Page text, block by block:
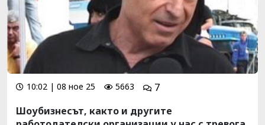
10:02 | 08 ное 25 5663
7
Шоубизнесът, както и другите